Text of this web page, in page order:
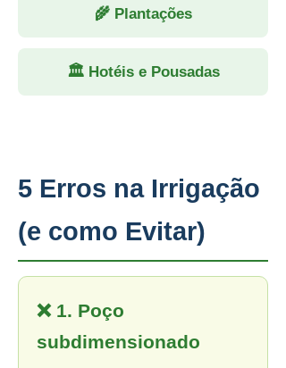
🌾 Plantações
🏛 Hotéis e Pousadas
5 Erros na Irrigação
(e como Evitar)
❌ 1. Poço
subdimensionado